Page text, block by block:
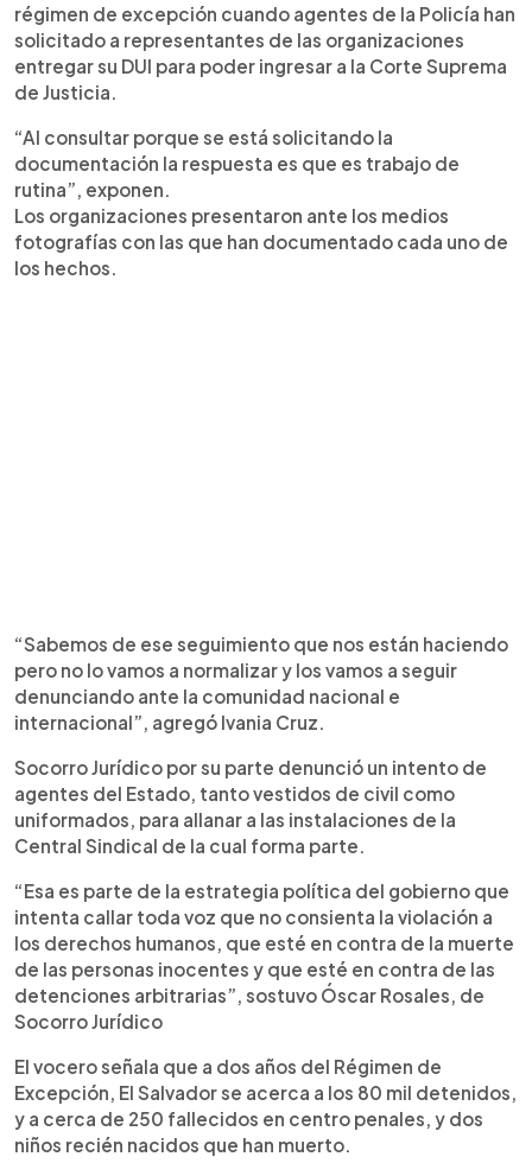
régimen de excepción cuando agentes de la Policía han
solicitado a representantes de las organizaciones
entregar su DUI para poder ingresar a la Corte Suprema
de Justicia.
“Al consultar porque se está solicitando la
documentación la respuesta es que es trabajo de
rutina”, exponen.
Los organizaciones presentaron ante los medios
fotografías con las que han documentado cada uno de
los hechos.
“Sabemos de ese seguimiento que nos están haciendo
pero no lo vamos a normalizar y los vamos a seguir
denunciando ante la comunidad nacional e
internacional”, agregó Ivania Cruz.
Socorro Jurídico por su parte denunció un intento de
agentes del Estado, tanto vestidos de civil como
uniformados, para allanar a las instalaciones de la
Central Sindical de la cual forma parte.
“Esa es parte de la estrategia política del gobierno que
intenta callar toda voz que no consienta la violación a
los derechos humanos, que esté en contra de la muerte
de las personas inocentes y que esté en contra de las
detenciones arbitrarias”, sostuvo Óscar Rosales, de
Socorro Jurídico
El vocero señala que a dos años del Régimen de
Excepción, El Salvador se acerca a los 80 mil detenidos,
y a cerca de 250 fallecidos en centro penales, y dos
niños recién nacidos que han muerto.